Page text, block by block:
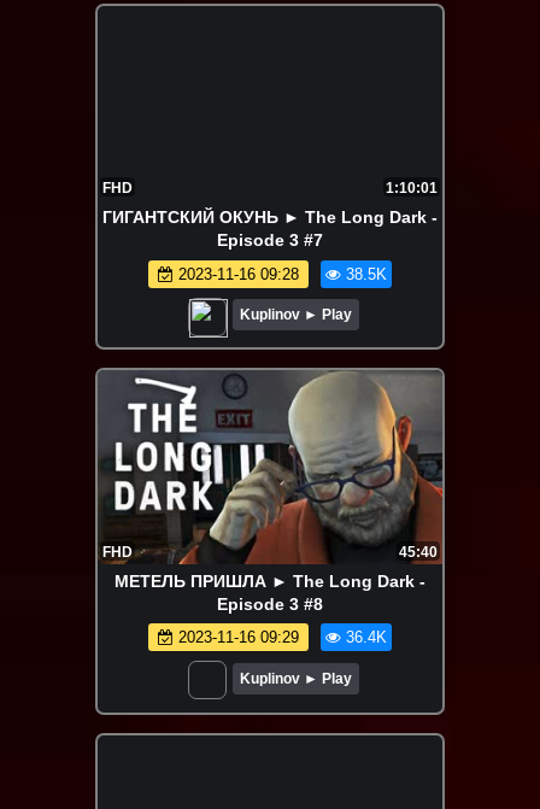
FHD 1:10:01
ГИГАНТСКИЙ ОКУНЬ ► The Long Dark -
Episode 3 #7
2023-11-16 09:28 38.5K
Kuplinov ► Play
FHD 45:40
МЕТЕЛЬ ПРИШЛА ► The Long Dark -
Episode 3 #8
2023-11-16 09:29 36.4K
Kuplinov ► Play